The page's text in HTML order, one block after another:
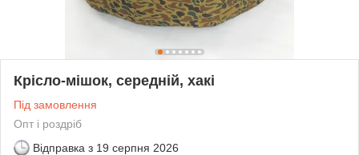
Крісло-мішок, середній, хакі
Під замовлення
Опт і роздріб
Відправка з 19 серпня 2026